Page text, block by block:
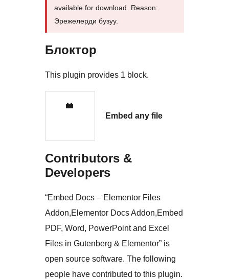
available for download. Reason:
Эрежелерди бузуу.
Блоктор
This plugin provides 1 block.
Embed any file
Contributors &
Developers
“Embed Docs – Elementor Files
Addon,Elementor Docs Addon,Embed
PDF, Word, PowerPoint and Excel
Files in Gutenberg & Elementor” is
open source software. The following
people have contributed to this plugin.